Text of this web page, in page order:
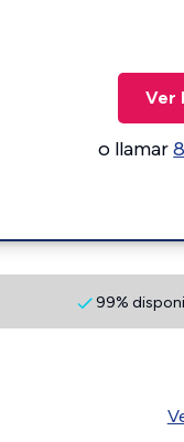
Ver
o llamar
99%